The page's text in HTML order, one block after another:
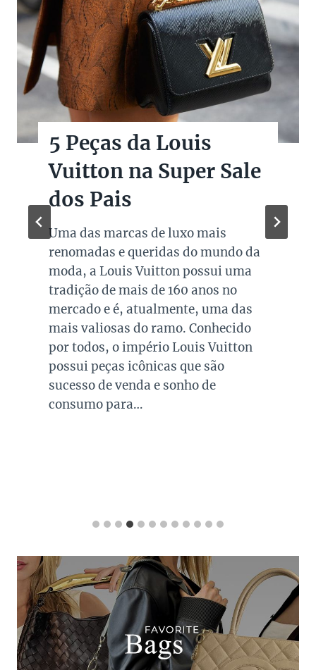
5 Peças da Louis
Vuitton na Super Sale
dos Pais
Uma das marcas de luxo mais
renomadas e queridas do mundo da
moda, a Louis Vuitton possui uma
tradição de mais de 160 anos no
mercado e é, atualmente, uma das
mais valiosas do ramo. Conhecido
por todos, o império Louis Vuitton
possui peças icônicas que são
sucesso de venda e sonho de
consumo para…